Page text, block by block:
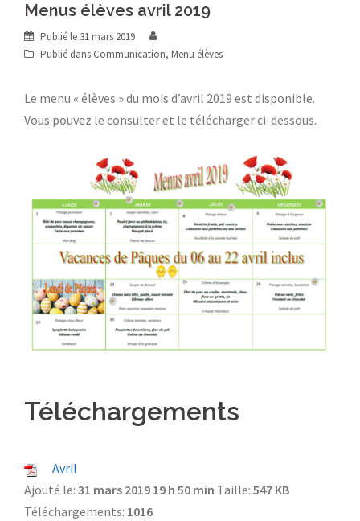
Menus élèves avril 2019
Publié le 31 mars 2019
Publié dans Communication, Menu élèves
Le menu « élèves » du mois d’avril 2019 est disponible.
Vous pouvez le consulter et le télécharger ci-dessous.
Téléchargements
Avril
Ajouté le: 31 mars 2019 19 h 50 min Taille: 547 KB
Téléchargements: 1016